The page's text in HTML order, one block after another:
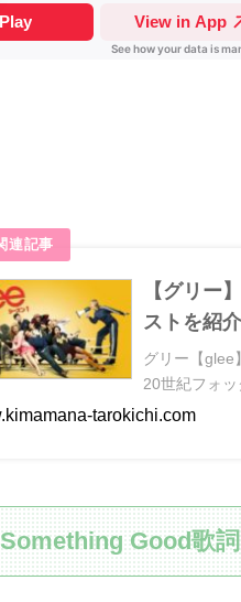
【グリー
ストを紹介
グリー【glee
20世紀フォッ
tarokichi.com
Good歌詞